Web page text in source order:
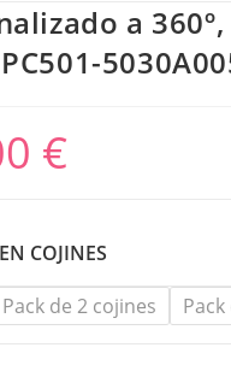
a
€
COJINES
Pack de 2 cojines